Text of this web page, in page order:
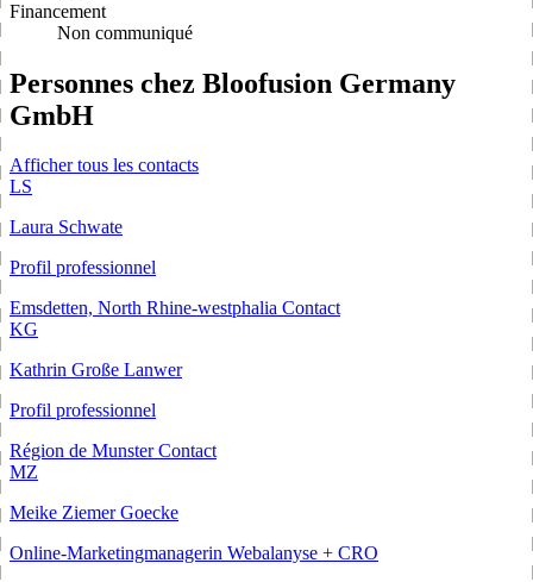
Financement
Non communiqué
Personnes chez Bloofusion Germany
GmbH
Afficher tous les contacts
LS
Laura Schwate
Profil professionnel
Emsdetten, North Rhine-westphalia Contact
KG
Kathrin Große Lanwer
Profil professionnel
Région de MunsterContact
MZ
Meike Ziemer Goecke
Online-Marketingmanagerin Webalanyse + CRO